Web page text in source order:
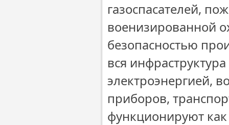
газоспасателей,
военизированной
безопасностью
вся
электроэнергией,
приборов,
функционируют